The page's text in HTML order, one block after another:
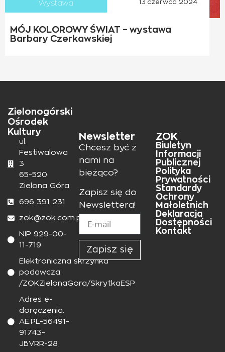
Wystawa 13 czerwca 2024
MÓJ KOLOROWY ŚWIAT – wystawa
Barbary Czerkawskiej
Zielonogórski
Ośrodek
Kultury
ul.
Festiwalowa
3
65-520
Zielona Góra
696 391 231
zok@zok.com.pl
NIP 929-00-
11-719
Elektroniczna skrzynka
podawcza:
/ZOKZielonaGora/SkrytkaESP
Adres e-
doręczenia:
AE:PL-56491-
91743-
JBVRR-28
Newsletter
Chcesz być z
nami na
bieżąco?
Zapisz się do
Newslettera!
Zapisz się
ZOK
Biuletyn
Informacji
Publicznej
Polityka
Prywatności
Standardy
Ochrony
Małoletnich
Deklaracja
Dostępności
Kontakt